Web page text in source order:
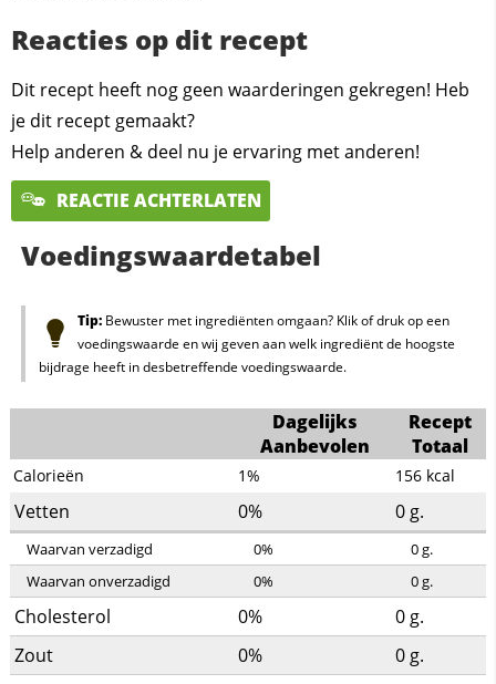
Reacties op dit recept
Dit recept heeft nog geen waarderingen gekregen! Heb
je dit recept gemaakt?
Help anderen & deel nu je ervaring met anderen!
REACTIE ACHTERLATEN
Voedingswaardetabel
Tip:Bewuster met ingrediënten omgaan? Klik of druk op een
voedingswaarde en wij geven aan welk ingrediënt de hoogste
bijdrage heeft in desbetreffende voedingswaarde.
Dagelijks
Aanbevolen
Recept
Totaal
Calorieën 1% 156 kcal
Vetten 0% 0g.
Waarvan verzadigd 0% 0g.
Waarvan onverzadigd
0% 0g.
Cholesterol 0% 0g.
Zout
0% 0g.